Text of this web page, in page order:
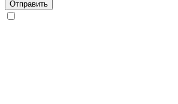
Отправить